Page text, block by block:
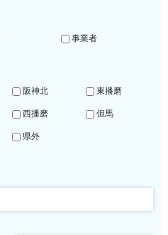
事業者
阪神北 東播磨
西播磨 但馬
県外